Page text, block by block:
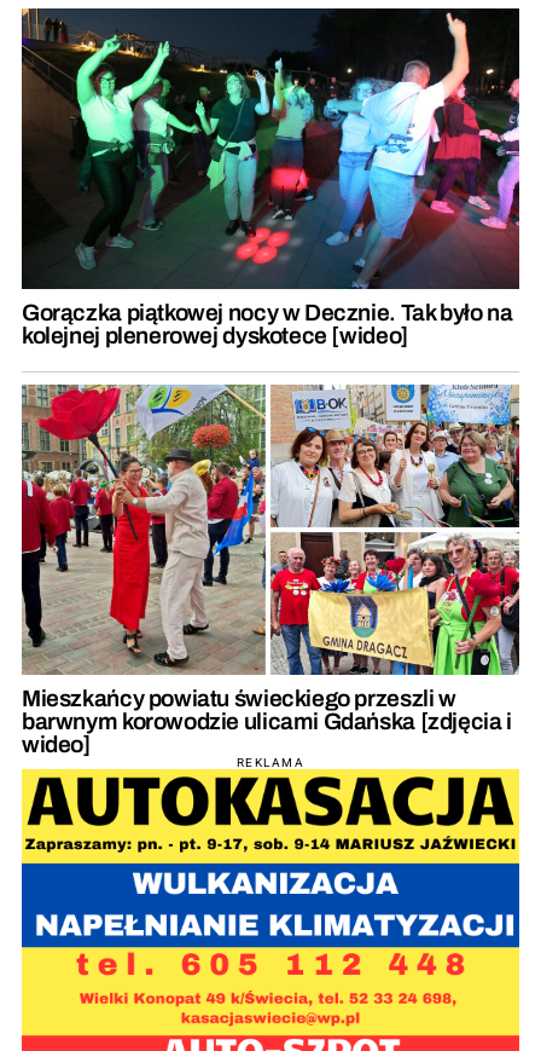
Gorączka piątkowej nocy w Decznie. Tak było na
kolejnej plenerowej dyskotece [wideo]
Mieszkańcy powiatu świeckiego przeszli w
barwnym korowodzie ulicami Gdańska [zdjęcia i
wideo]
REKLAMA